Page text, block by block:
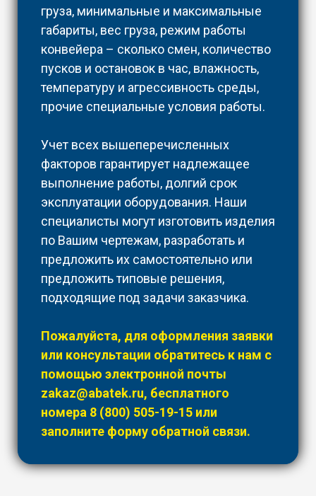
груза, минимальные и максимальные
габариты, вес груза, режим работы
конвейера – сколько смен, количество
пусков и остановок в час, влажность,
температуру и агрессивность среды,
прочие специальные условия работы.
Учет всех вышеперечисленных
факторов гарантирует надлежащее
выполнение работы, долгий срок
эксплуатации оборудования. Наши
специалисты могут изготовить изделия
по Вашим чертежам, разработать и
предложить их самостоятельно или
предложить типовые решения,
подходящие под задачи заказчика.
Пожалуйста, для оформления заявки
или консультации обратитесь к нам с
помощью электронной почты
zakaz@abatek.ru, бесплатного
номера 8 (800) 505-19-15 или
заполните форму обратной связи.